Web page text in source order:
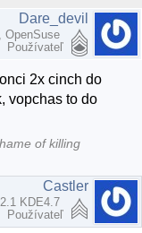
Dare_devil
OpenSuse
Používateľ
2x cinch do
vopchas to do
of killing
Castler
KDE4.7
Používateľ